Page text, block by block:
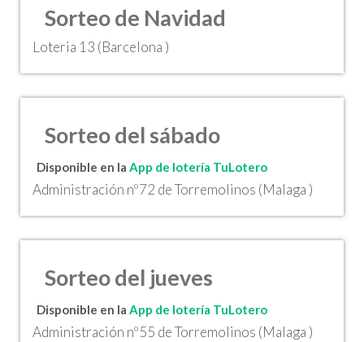
Sorteo de Navidad
Loteria 13 (Barcelona )
Sorteo del sábado
Disponible en la App de lotería TuLotero
Administración nº72 de Torremolinos (Malaga )
Sorteo del jueves
Disponible en la App de lotería TuLotero
Administración nº55 de Torremolinos (Malaga )